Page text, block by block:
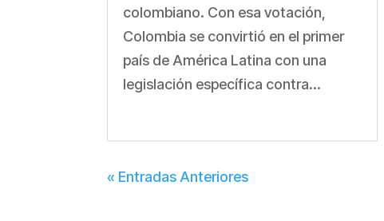
colombiano. Con esa votación,
Colombia se convirtió en el primer
país de América Latina con una
legislación específica contra...
« Entradas Anteriores